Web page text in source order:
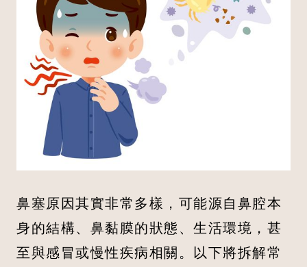
鼻塞原因其實非常多樣，可能源自鼻腔本
身的結構、鼻黏膜的狀態、生活環境，甚
至與感冒或慢性疾病相關。以下將拆解常